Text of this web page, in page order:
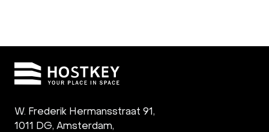
W. Frederik Hermansstraat 91,
1011 DG, Amsterdam,